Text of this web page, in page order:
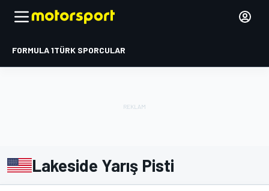
FORMULA 1TÜRK SPORCULAR
Lakeside Yarış Pisti